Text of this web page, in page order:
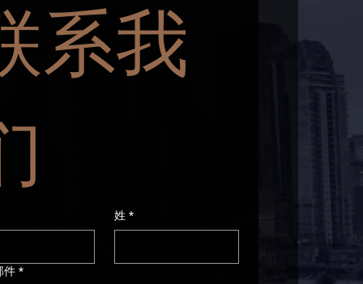
系我
姓 *
件 *